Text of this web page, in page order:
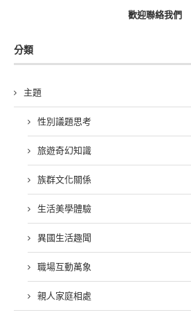
歡迎聯絡我們
分類
主題
性別議題思考
旅遊奇幻知識
族群文化關係
生活美學體驗
異國生活趣聞
職場互動萬象
親人家庭相處